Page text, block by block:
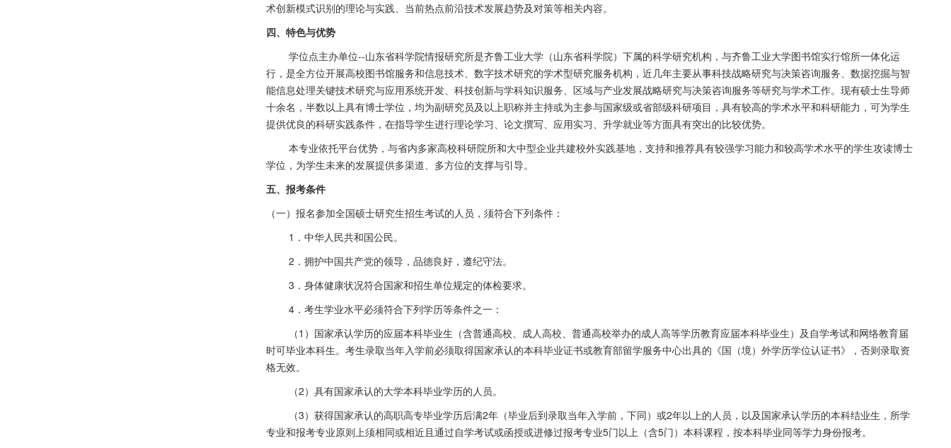
术创新模式识别的理论与实践、当前热点前沿技术发展趋势及对策等相关内容。
四、特色与优势
学位点主办单位--山东省科学院情报研究所是齐鲁工业大学（山东省科学院）下属的科学研究机构，与齐鲁工业大学图书馆实行馆所一体化运
行，是全方位开展高校图书馆服务和信息技术、数字技术研究的学术型研究服务机构，近几年主要从事科技战略研究与决策咨询服务、数据挖掘与智
能信息处理关键技术研究与应用系统开发、科技创新与学科知识服务、区域与产业发展战略研究与决策咨询服务等研究与学术工作。现有硕士生导师
十余名，半数以上具有博士学位，均为副研究员及以上职称并主持或为主参与国家级或省部级科研项目，具有较高的学术水平和科研能力，可为学生
提供优良的科研实践条件，在指导学生进行理论学习、论文撰写、应用实习、升学就业等方面具有突出的比较优势。
本专业依托平台优势，与省内多家高校科研院所和大中型企业共建校外实践基地，支持和推荐具有较强学习能力和较高学术水平的学生攻读博士
学位，为学生未来的发展提供多渠道、多方位的支撑与引导。
五、报考条件
（一）报名参加全国硕士研究生招生考试的人员，须符合下列条件：
1．中华人民共和国公民。
2．拥护中国共产党的领导，品德良好，遵纪守法。
3．身体健康状况符合国家和招生单位规定的体检要求。
4．考生学业水平必须符合下列学历等条件之一：
（1 ）国家承认学历的应届本科毕业生（含普通高校、成人高校、普通高校举办的成人高等学历教育应届本科毕业生）及自学考试和网络教育届
时可毕业本科生。考生录取当年入学前必须取得国家承认的本科毕业证书或教育部留学服务中心出具的《国（境）外学历学位认证书》，否则录取资
格无效。
（2）具有国家承认的大学本科毕业学历的人员。
（3）获得国家承认的高职高专毕业学历后满2年（毕业后到录取当年入学前，下同）或2年以上的人员，以及国家承认学历的本科结业生，所学
专业和报考专业原则上须相同或相近且通过自学考试或函授或进修过报考专业5门以上（含5门）本科课程，按本科毕业同等学力身份报考。